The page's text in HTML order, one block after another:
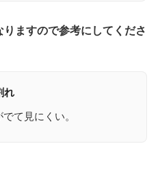
ますので参考にしてくださ
れ
て見にくい。